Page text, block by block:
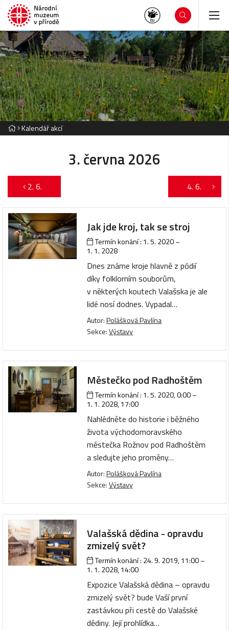
Kalendář akcí
3. června 2026
2. 6. 4. 6.
Jak jde kroj, tak se stroj
Termín konání : 1. 5. 2020–
1. 1. 2028
Dnes známe kroje hlavně z pódií
díky folklorním souborům,
v některých koutech Valašska je ale
lidé nosí dodnes. Vypadal…
Autor:Polášková Pavlína
Sekce:Výstavy
Městečko pod Radhoštěm
Termín konání : 1. 5. 2020, 0:00–
1. 1. 2028, 17:00
Nahlédněte do historie i běžného
života východomoravského
městečka Rožnov pod Radhoštěm
a sledujte jeho proměny…
Autor:Polášková Pavlína
Sekce:Výstavy
Valašská dědina - opravdu
zmizelý svět?
Termín konání : 24. 9. 2019, 11:00–
1. 1. 2028, 14:00
Expozice Valašská dědina – opravdu
zmizelý svět? bude Vaší první
zastávkou při cestě do Valašské
dědiny. Její prohlídka…